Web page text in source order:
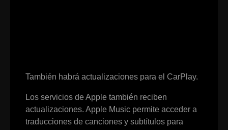
También habrá actualizaciones para el CarPlay.
Los servicios de Apple también reciben
actualizaciones. Apple Music permite acceder a
traducciones de canciones y subtítulos para